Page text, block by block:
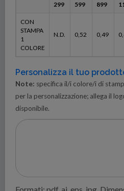
299
599
899
CON
STAMPA
1
COLORE
N.D. 0,52 0,49
Personalizza il tuo
Note: specifica il/i colore/i di
per la personalizzazione; allega il
disponibile.